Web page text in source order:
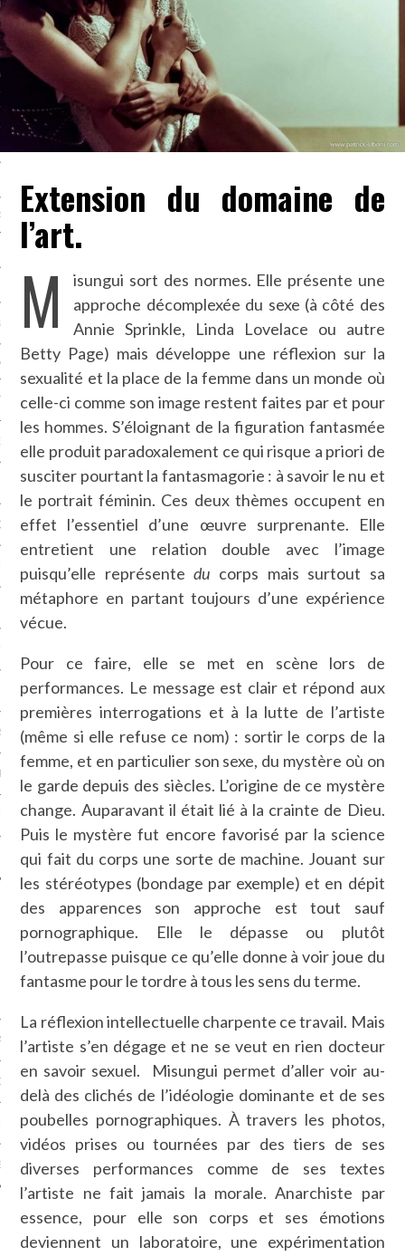
GUERRE
EN VOD
CARAVELLE
PODCAST
SUIVEZ-NOUS
Extension du domaine de
l’art.
M
isungui sort des normes. Elle présente une
approche décomplexée du sexe (à côté des
Annie Sprinkle, Linda Lovelace ou autre
Betty Page) mais développe une réflexion sur la
sexualité et la place de la femme dans un monde où
celle-ci comme son image restent faites par et pour
les hommes. S’éloignant de la figuration fantasmée
elle produit paradoxalement ce qui risque a priori de
susciter pourtant la fantasmagorie : à savoir le nu et
le portrait féminin. Ces deux thèmes occupent en
effet l’essentiel d’une œuvre surprenante. Elle
entretient une relation double avec l’image
puisqu’elle représentedu corps mais surtout sa
métaphore en partant toujours d’une expérience
vécue.
Pour ce faire, elle se met en scène lors de
performances. Le message est clair et répond aux
premières interrogations et à la lutte de l’artiste
(même si elle refuse ce nom) : sortir le corps de la
femme, et en particulier son sexe, du mystère où on
le garde depuis des siècles. L’origine de ce mystère
change. Auparavant il était lié à la crainte de Dieu.
Puis le mystère fut encore favorisé par la science
qui fait du corps une sorte de machine. Jouant sur
les stéréotypes (bondage par exemple) et en dépit
des apparences son approche est tout sauf
pornographique. Elle le dépasse ou plutôt
l’outrepasse puisque ce qu’elle donne à voir joue du
fantasme pour le tordre à tous les sens du terme.
La réflexion intellectuelle charpente ce travail. Mais
l’artiste s’en dégage et ne se veut en rien docteur
en savoir sexuel. Misungui permet d’aller voir au-
delà des clichés de l’idéologie dominante et de ses
poubelles pornographiques. À travers les photos,
vidéos prises ou tournées par des tiers de ses
diverses performances comme de ses textes
l’artiste ne fait jamais la morale. Anarchiste par
essence, pour elle son corps et ses émotions
deviennent un laboratoire, une expérimentation